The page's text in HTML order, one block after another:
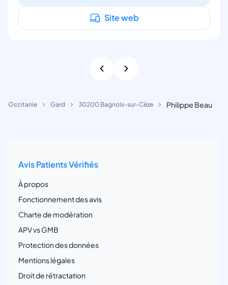
Site web
Occitanie Gard 30200 Bagnols-sur-Cèze Philippe Beau
Avis Patients Vérifiés
À propos
Fonctionnement des avis
Charte de modération
APV vs GMB
Protection des données
Mentions légales
Droit de rétractation